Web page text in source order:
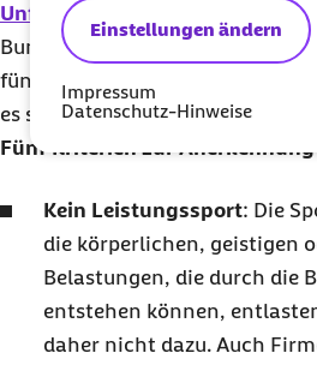
Einstellungen ändern
Impressum
Datenschutz-Hinweise
Unfallversicherung
. Allerdings
Bundessozialgericht (BSG) in
fünf Kriterien aufgestellt, die
es sich um einen Arbeitsunfall
Fünf Kriterien zur
Kein Leistungssport: Die
die körperlichen, geistigen
Belastungen, die durch die
entstehen können,
daher nicht dazu. Auch